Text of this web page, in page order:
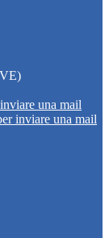
una mail
inviare una mail